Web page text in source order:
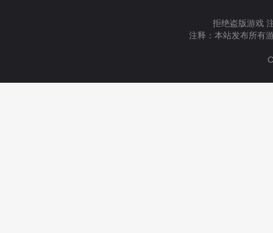
拒绝盗版游戏
注释：本站发布所有